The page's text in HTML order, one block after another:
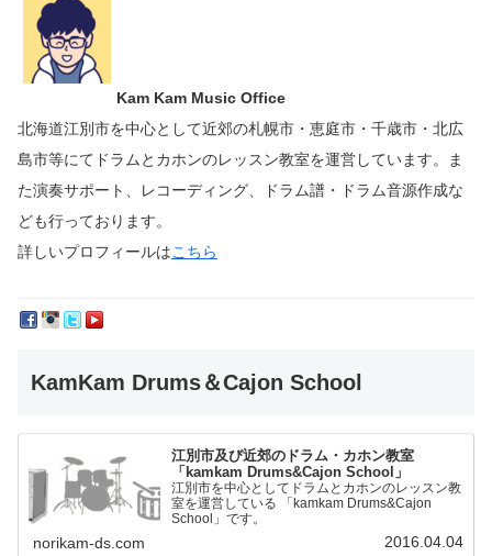
Kam Kam Music Office
北海道江別市を中心として近郊の札幌市・恵庭市・千歳市・北広
島市等にて ドラムとカホンのレッスン教室を運営しています。
ま
た演奏サポート、レコーディング、ドラム譜・ドラム音源作成な
ども行っております。
詳しいプロフィールはこちら
KamKam Drums＆Cajon School
江別市及び近郊のドラム・カホン教室
「kamkam Drums&Cajon School」
江別市を中心としてドラムとカホンのレッスン教
室を運営している 「kamkam Drums&Cajon
School」です。
norikam-ds.com 2016.04.04